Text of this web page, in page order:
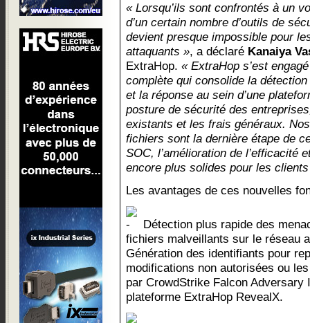
« Lorsqu’ils sont confrontés à un
d’un certain nombre d’outils de
devient presque impossible pour
attaquants », a déclaré Kanaiya
ExtraHop. « ExtraHop s’est
complète qui consolide la
et la réponse au sein d’une
posture de sécurité des
existants et les frais généraux.
fichiers sont la dernière étape de
SOC, l’amélioration de l’efficacité
encore plus solides pour les
Les avantages de ces nouvelles
Détection plus rapide des
fichiers malveillants sur le réseau
Génération des identifiants pour
modifications non autorisées ou
par CrowdStrike Falcon Adversary
plateforme ExtraHop RevealX.